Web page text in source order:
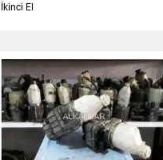
İkinci El